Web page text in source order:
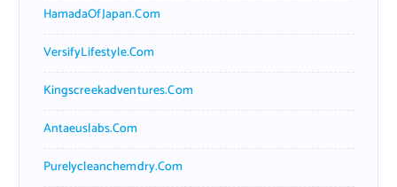
HamadaOfJapan.com
VersifyLifestyle.com
Kingscreekadventures.com
Antaeuslabs.com
Purelycleanchemdry.com